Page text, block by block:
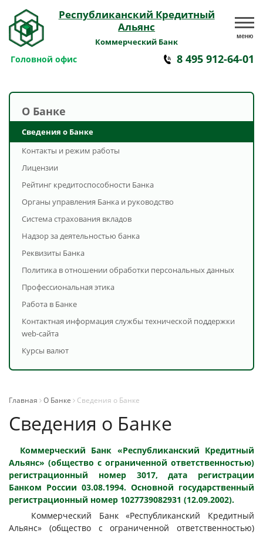
Республиканский Кредитный
Альянс
Коммерческий Банк
меню
Головной офис 8 495 912-64-01
О Банке
Сведения о Банке
Контакты и режим работы
Лицензии
Рейтинг кредитоспособности Банка
Органы управления Банка и руководство
Система страхования вкладов
Надзор за деятельностью банка
Реквизиты Банка
Политика в отношении обработки персональных данных
Профессиональная этика
Работа в Банке
Контактная информация службы технической поддержки
web-сайта
Курсы валют
Главная О Банке Сведения о Банке
Сведения о Банке
Коммерческий Банк «Республиканский Кредитный
Альянс» (общество с ограниченной ответственностью)
регистрационный номер 3017, дата регистрации
Банком России 03.08.1994. Основной государственный
регистрационный номер 1027739082931 (12.09.2002).
Коммерческий Банк «Республиканский Кредитный
Альянс» (общество с ограниченной ответственностью)